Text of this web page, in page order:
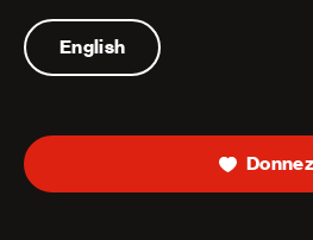
English
Donnez